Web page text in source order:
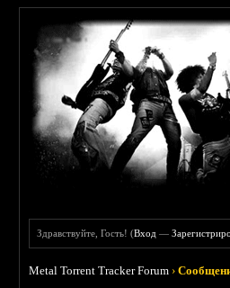
Здравствуйте, Гость! (Вход —
Metal Torrent Tracker Forum ›